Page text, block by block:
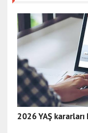
2026 YAŞ kararları